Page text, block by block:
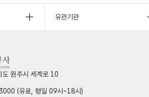
유관기관
원주시 세계로 10
(유료, 평일 09시~18시)